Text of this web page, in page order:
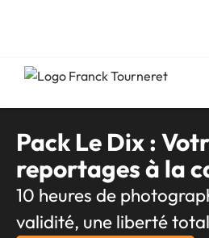
Accueil Prestations Pour les
Pack Le Dix :
reportages à la
10 heures de
validité, une liberté